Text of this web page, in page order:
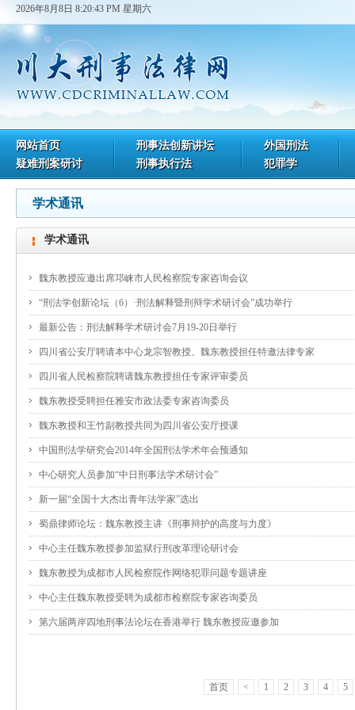
2026年8月8日 8:20:43 PM 星期六
网站首页 刑事法创新讲坛
外国刑法
疑难刑案研讨
刑事执行法 犯罪学
学术通讯
学术通讯
魏东教授应邀出席邛崃市人民检察院专家咨询会议
“刑法学创新论坛（6）·刑法解释暨刑辩学术研讨会”成功举行
最新公告：刑法解释学术研讨会7月19-20日举行
四川省公安厅聘请本中心龙宗智教授、魏东教授担任特邀法律专家
四川省人民检察院聘请魏东教授担任专家评审委员
魏东教授受聘担任雅安市政法委专家咨询委员
魏东教授和王竹副教授共同为四川省公安厅授课
中国刑法学研究会2014年全国刑法学术年会预通知
中心研究人员参加“中日刑事法学术研讨会”
新一届“全国十大杰出青年法学家”选出
蜀鼎律师论坛：魏东教授主讲《刑事辩护的高度与力度》
中心主任魏东教授参加监狱行刑改革理论研讨会
魏东教授为成都市人民检察院作网络犯罪问题专题讲座
中心主任魏东教授受聘为成都市检察院专家咨询委员
第六届两岸四地刑事法论坛在香港举行 魏东教授应邀参加
首页 < 1 2 3 4 5